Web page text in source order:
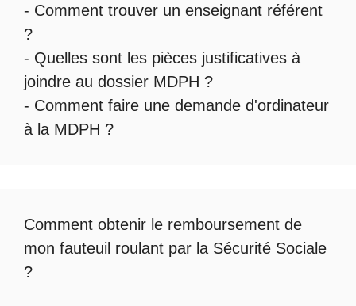
- Comment trouver un enseignant référent
?
- Quelles sont les pièces justificatives à
joindre au dossier MDPH ?
- Comment faire une demande d'ordinateur
à la MDPH ?
Comment obtenir le remboursement de
mon fauteuil roulant par la Sécurité Sociale
?